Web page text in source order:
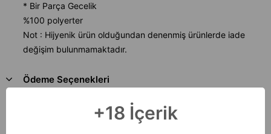
* Bir Parça Gecelik
%100 polyerter
Not : Hijyenik ürün olduğundan denenmiş ürünlerde iade
değişim bulunmamaktadır.
Ödeme Seçenekleri
+18 İçerik